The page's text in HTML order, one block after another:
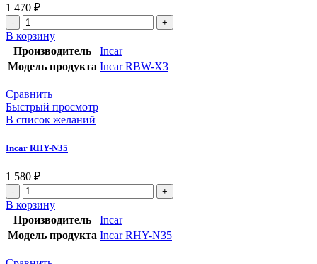
1 470 ₽
В корзину
Производитель
Incar
Модель продукта Incar RBW-X3
Сравнить
Быстрый просмотр
В список желаний
Incar RHY-N35
1 580 ₽
В корзину
Производитель
Incar
Модель продукта Incar RHY-N35